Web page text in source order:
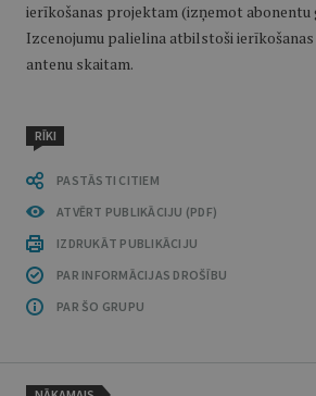
ierīkošanas projektam (izņemot abonentu
Izcenojumu palielina atbilstoši
antenu skaitam.
RĪKI
PASTĀSTI CITIEM
ATVĒRT PUBLIKĀCIJU (PDF)
IZDRUKĀT PUBLIKĀCIJU
PAR INFORMĀCIJAS DROŠĪBU
PAR ŠO GRUPU